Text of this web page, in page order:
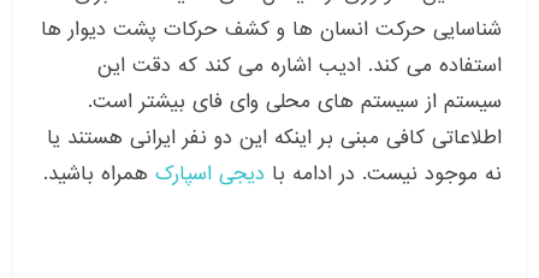
شناسایی حرکت انسان ها و کشف حرکات پشت دیوار ها
استفاده می کند. ادیب اشاره می کند که دقت این
سیستم از سیستم های محلی وای فای بیشتر است.
اطلاعاتی کافی مبنی بر اینکه این دو نفر ایرانی هستند یا
نه موجود نیست. در ادامه با دیجی اسپارک همراه باشید.